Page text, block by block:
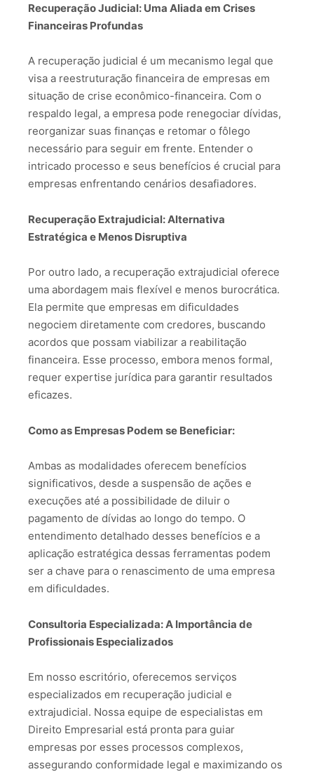
Recuperação Judicial: Uma Aliada em Crises
Financeiras Profundas
A recuperação judicial é um mecanismo legal que
visa a reestruturação financeira de empresas em
situação de crise econômico-financeira. Com o
respaldo legal, a empresa pode renegociar dívidas,
reorganizar suas finanças e retomar o fôlego
necessário para seguir em frente. Entender o
intricado processo e seus benefícios é crucial para
empresas enfrentando cenários desafiadores.
Recuperação Extrajudicial: Alternativa
Estratégica e Menos Disruptiva
Por outro lado, a recuperação extrajudicial oferece
uma abordagem mais flexível e menos burocrática.
Ela permite que empresas em dificuldades
negociem diretamente com credores, buscando
acordos que possam viabilizar a reabilitação
financeira. Esse processo, embora menos formal,
requer expertise jurídica para garantir resultados
eficazes.
Como as Empresas Podem se Beneficiar:
Ambas as modalidades oferecem benefícios
significativos, desde a suspensão de ações e
execuções até a possibilidade de diluir o
pagamento de dívidas ao longo do tempo. O
entendimento detalhado desses benefícios e a
aplicação estratégica dessas ferramentas podem
ser a chave para o renascimento de uma empresa
em dificuldades.
Consultoria Especializada: A Importância de
Profissionais Especializados
Em nosso escritório, oferecemos serviços
especializados em recuperação judicial e
extrajudicial. Nossa equipe de especialistas em
Direito Empresarial está pronta para guiar
empresas por esses processos complexos,
assegurando conformidade legal e maximizando os